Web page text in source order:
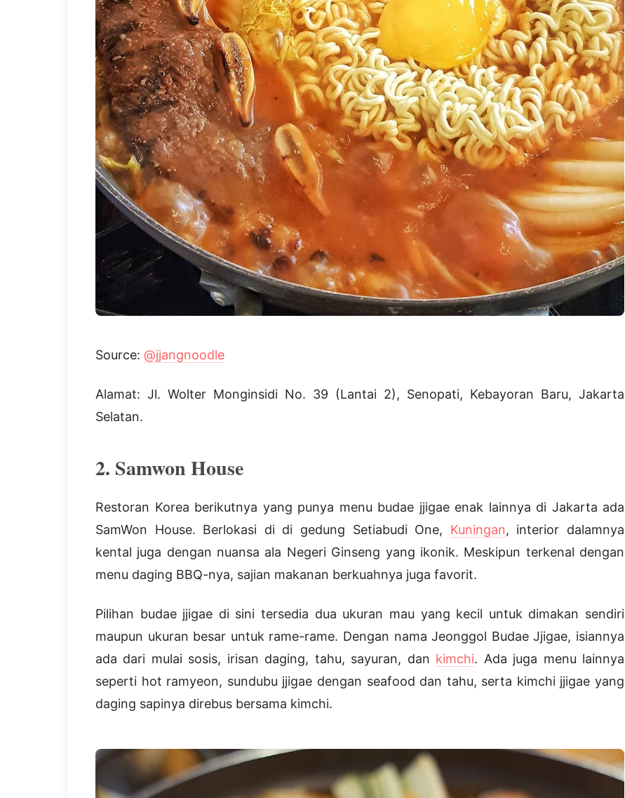
Source: @jjangnoodle
Alamat: Jl. Wolter Monginsidi No. 39 (Lantai 2), Senopati, Kebayoran Baru, Jakarta
Selatan.
2. Samwon House
Restoran Korea berikutnya yang punya menu budae jjigae enak lainnya di Jakarta ada
SamWon House. Berlokasi di di gedung Setiabudi One, Kuningan, interior dalamnya
kental juga dengan nuansa ala Negeri Ginseng yang ikonik. Meskipun terkenal dengan
menu daging BBQ-nya, sajian makanan berkuahnya juga favorit.
Pilihan budae jjigae di sini tersedia dua ukuran mau yang kecil untuk dimakan sendiri
maupun ukuran besar untuk rame-rame. Dengan nama Jeonggol Budae Jjigae, isiannya
ada dari mulai sosis, irisan daging, tahu, sayuran, dan kimchi. Ada juga menu lainnya
seperti hot ramyeon, sundubu jjigae dengan seafood dan tahu, serta kimchi jjigae yang
daging sapinya direbus bersama kimchi.